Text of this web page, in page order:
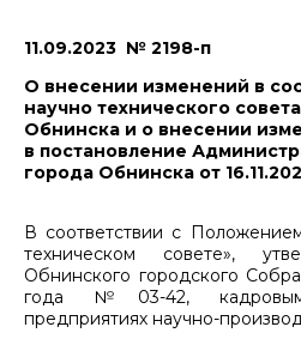
11.09.2023 № 2198-п
О внесении изменений в
научно технического
Обнинска и о внесении
в постановление
города Обнинска от
В соответствии с
техническом совете»,
Обнинского городского
года №03-42,
предприятиях научно-